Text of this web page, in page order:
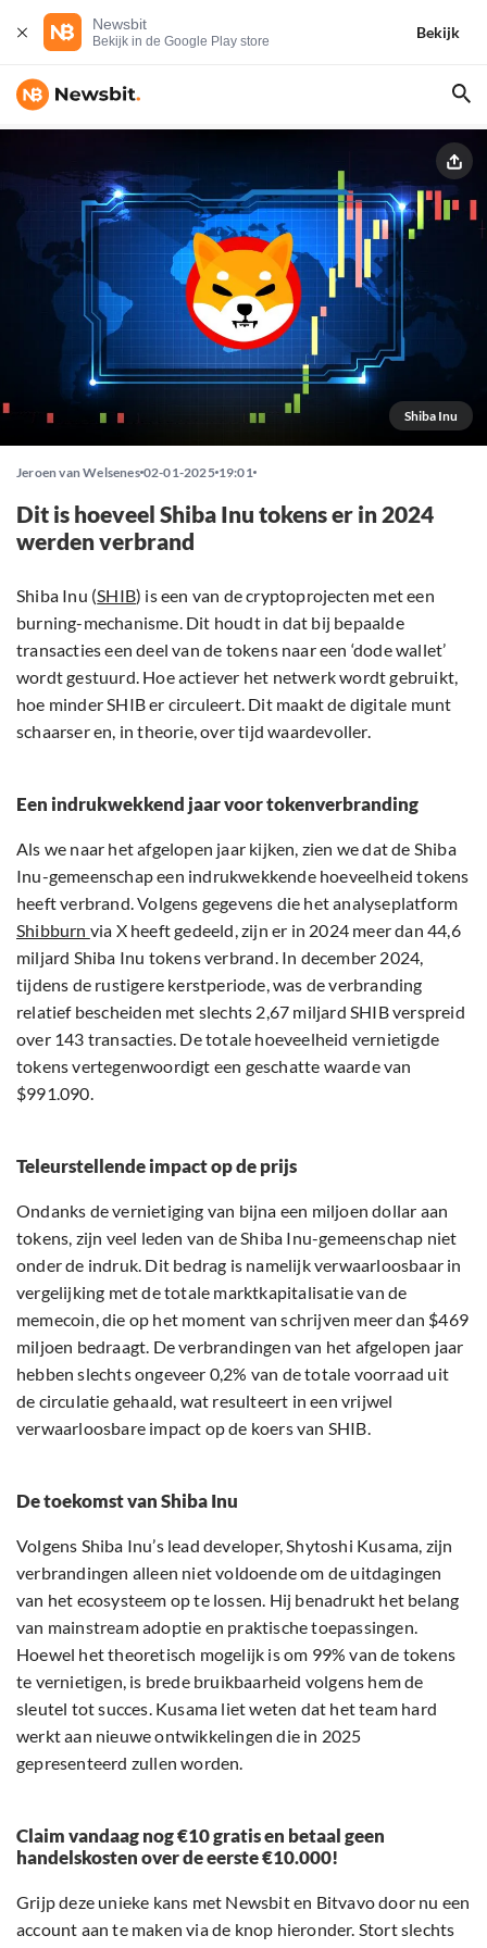
Newsbit
Bekijk in de Google Play store
Bekijk
Shiba Inu
Jeroen van Welsenes 02-01-2025 19:01
Dit is hoeveel Shiba Inu tokens er in 2024
werden verbrand
Shiba Inu (SHIB) is een van de cryptoprojecten met een
burning-mechanisme. Dit houdt in dat bij bepaalde
transacties een deel van de tokens naar een ‘dode wallet’
wordt gestuurd. Hoe actiever het netwerk wordt gebruikt,
hoe minder SHIB er circuleert. Dit maakt de digitale munt
schaarser en, in theorie, over tijd waardevoller.
Een indrukwekkend jaar voor tokenverbranding
Als we naar het afgelopen jaar kijken, zien we dat de Shiba
Inu-gemeenschap een indrukwekkende hoeveelheid tokens
heeft verbrand. Volgens gegevens die het analyseplatform
Shibburn via X heeft gedeeld, zijn er in 2024 meer dan 44,6
miljard Shiba Inu tokens verbrand. In december 2024,
tijdens de rustigere kerstperiode, was de verbranding
relatief bescheiden met slechts 2,67 miljard SHIB verspreid
over 143 transacties. De totale hoeveelheid vernietigde
tokens vertegenwoordigt een geschatte waarde van
$991.090.
Teleurstellende impact op de prijs
Ondanks de vernietiging van bijna een miljoen dollar aan
tokens, zijn veel leden van de Shiba Inu-gemeenschap niet
onder de indruk. Dit bedrag is namelijk verwaarloosbaar in
vergelijking met de totale marktkapitalisatie van de
memecoin, die op het moment van schrijven meer dan $469
miljoen bedraagt. De verbrandingen van het afgelopen jaar
hebben slechts ongeveer 0,2% van de totale voorraad uit
de circulatie gehaald, wat resulteert in een vrijwel
verwaarloosbare impact op de koers van SHIB.
De toekomst van Shiba Inu
Volgens Shiba Inu’s lead developer, Shytoshi Kusama, zijn
verbrandingen alleen niet voldoende om de uitdagingen
van het ecosysteem op te lossen. Hij benadrukt het belang
van mainstream adoptie en praktische toepassingen.
Hoewel het theoretisch mogelijk is om 99% van de tokens
te vernietigen, is brede bruikbaarheid volgens hem de
sleutel tot succes. Kusama liet weten dat het team hard
werkt aan nieuwe ontwikkelingen die in 2025
gepresenteerd zullen worden.
Claim vandaag nog €10 gratis en betaal geen
handelskosten over de eerste €10.000!
Grijp deze unieke kans met Newsbit en Bitvavo door nu een
account aan te maken via de knop hieronder. Stort slechts